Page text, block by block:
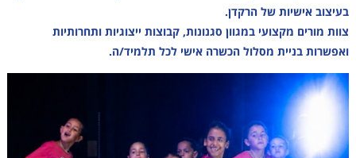
בעיצוב אישיות של הרקדן.
צוות מורים מקצועי במגוון סגנונות, קבוצות ייצוגיות ותחרותיות
ואפשרות בניית מסלול הכשרה אישי לכל תלמיד/ה.